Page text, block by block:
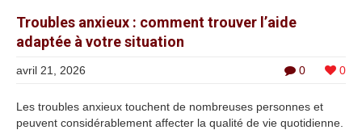
Troubles anxieux : comment trouver l’aide
adaptée à votre situation
0 0
avril 21, 2026
Les troubles anxieux touchent de nombreuses personnes et
peuvent considérablement affecter la qualité de vie quotidienne.